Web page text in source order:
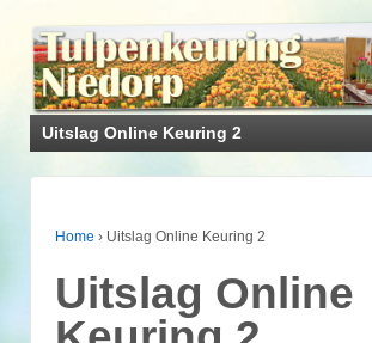
Uitslag Online Keuring 2
Home › Uitslag Online Keuring 2
Uitslag Online